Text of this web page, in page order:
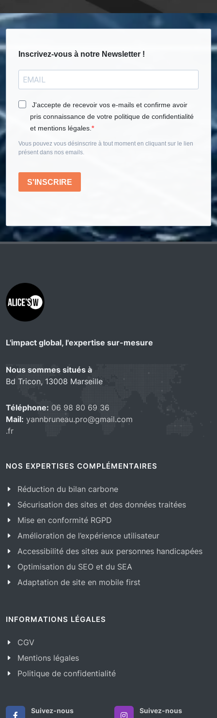
Inscrivez-vous à notre Newsletter !
J'accepte de recevoir vos e-mails et confirme avoir
pris connaissance de votre politique de confidentialité
et mentions légales.
Vous pouvez vous désinscrire à tout moment en cliquant sur le lien
présent dans nos emails.
S'INSCRIRE
L'impact global, l'expertise sur-mesure
Nous sommes situés à
Bd Tricon, 13008 Marseille
Téléphone: 06 98 80 69 36
Mail: yannbruneau.pro@gmail.com
.fr
NOS EXPERTISES COMPLÉMENTAIRES
Réduction du bilan carbone
Sécurisation des sites et des données traitées
Mise en conformité RGPD
Amélioration de l’expérience utilisateur
Accessibilité des sites aux personnes handicapées
Optimisation du SEO et du SEA
Adaptation de site en mobile first
INFORMATIONS LÉGALES
CGV
Mentions légales
Politique de confidentialité
Suivez-nous
Suivez-nous